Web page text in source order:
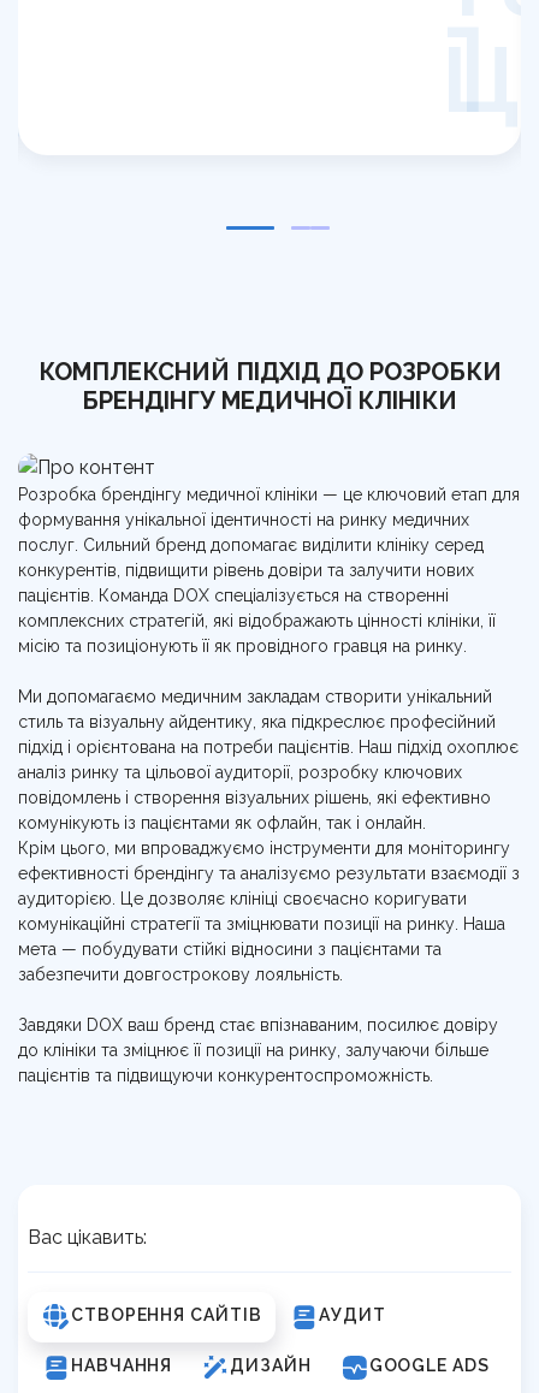
1
КОМПЛЕКСНИЙ ПІДХІД ДО РОЗРОБКИ
БРЕНДІНГУ МЕДИЧНОЇ КЛІНІКИ
Розробка брендінгу медичної клініки — це ключовий етап для
формування унікальної ідентичності на ринку медичних
послуг. Сильний бренд допомагає виділити клініку серед
конкурентів, підвищити рівень довіри та залучити нових
пацієнтів. Команда DOX спеціалізується на створенні
комплексних стратегій, які відображають цінності клініки, її
місію та позиціонують її як провідного гравця на ринку.
Ми допомагаємо медичним закладам створити унікальний
стиль та візуальну айдентику, яка підкреслює професійний
підхід і орієнтована на потреби пацієнтів. Наш підхід охоплює
аналіз ринку та цільової аудиторії, розробку ключових
повідомлень і створення візуальних рішень, які ефективно
комунікують із пацієнтами як офлайн, так і онлайн.
Крім цього, ми впроваджуємо інструменти для моніторингу
ефективності брендінгу та аналізуємо результати взаємодії з
аудиторією. Це дозволяє клініці своєчасно коригувати
комунікаційні стратегії та зміцнювати позиції на ринку. Наша
мета — побудувати стійкі відносини з пацієнтами та
забезпечити довгострокову лояльність.
Завдяки DOX ваш бренд стає впізнаваним, посилює довіру
до клініки та зміцнює її позиції на ринку, залучаючи більше
пацієнтів та підвищуючи конкурентоспроможність.
Вас цікавить:
СТВОРЕННЯ САЙТІВ АУДИТ
НАВЧАННЯ ДИЗАЙН GOOGLE ADS